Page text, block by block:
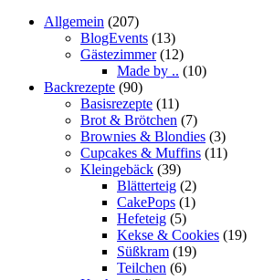
Allgemein (207)
BlogEvents (13)
Gästezimmer(12)
Made by .. (10)
Backrezepte (90)
Basisrezepte (11)
Brot & Brötchen (7)
Brownies & Blondies (3)
Cupcakes & Muffins (11)
Kleingebäck (39)
Blätterteig (2)
CakePops (1)
Hefeteig (5)
Kekse & Cookies (19)
Süßkram (19)
Teilchen (6)